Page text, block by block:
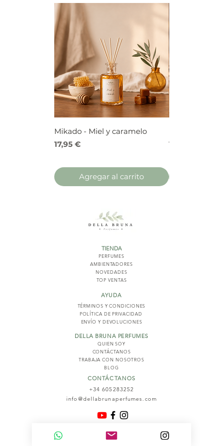
Mikado - Miel y caramelo
Precio
17,95 €
Agregar al carrito
Precio
17,95 €
TIENDA
PERFUMES
AMBIENTADORES
NOVEDADES
TOP VENTAS
AYUDA
TÉRMINOS Y CONDICIONES
POLÍTICA DE PRIVACIDAD
ENVÍO Y DEVOLUCIONES
DELLA BRUNA PERFUMES
QUIEN SOY
CONTÁCTANOS
TRABAJA CON NOSOTROS
BLOG
CONTÁCTANOS
+34 605283252
info@dellabrunaperfumes.com
Della Bruna Perfumes